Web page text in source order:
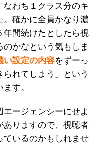
なわち１クラス分のキ
。確かに全員かなり濃
年間続けたとしたら視
かなという気もしま
い設定の内容をずーっ
れてしまう」という
す。
ージェンシーにせよ
ありますので、視聴者
ているのかもしれませ